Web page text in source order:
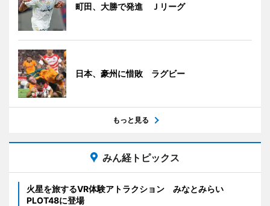
町田、大勝で発進 Ｊリーグ
日本、豪州に惜敗 ラグビー
もっと見る
みん経トピックス
火星を旅するVR体験アトラクション みなとみらい
PLOT48に登場